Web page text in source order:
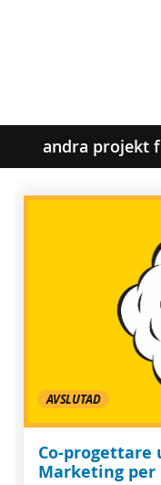
andra projekt
AVSLUTAD
Co-progettare
Marketing per